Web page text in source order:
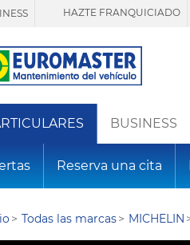
HAZTE FRANQUICIADO
BUSINESS
Reserva una cita
Todas las marcas MICHELIN